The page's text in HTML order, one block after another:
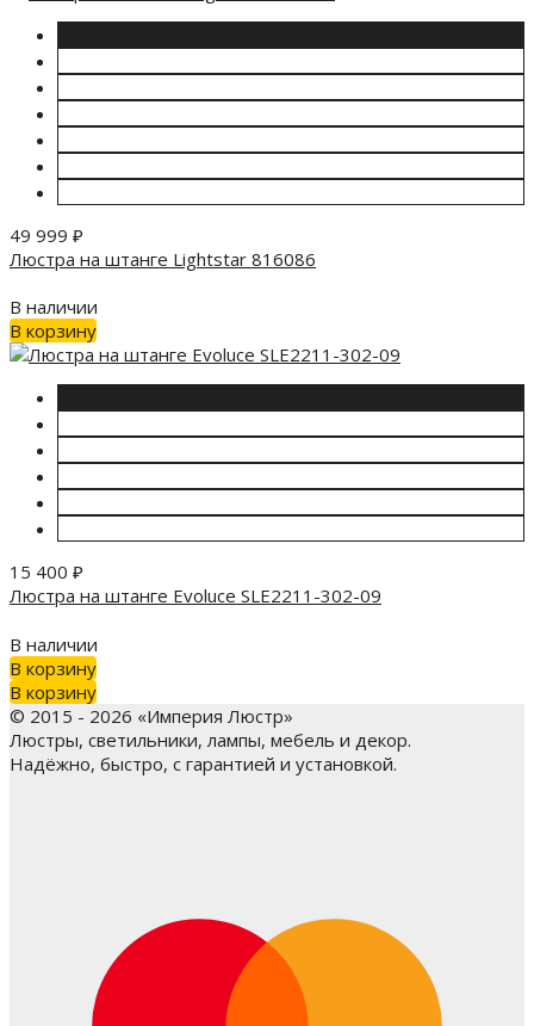
49 999 ₽
Люстра на штанге Lightstar 816086
В наличии
В корзину
15 400 ₽
Люстра на штанге Evoluce SLE2211-302-09
В наличии
В корзину
В корзину
© 2015 - 2026 «Империя Люстр»
Люстры, светильники, лампы, мебель и декор.
Надёжно, быстро, с гарантией и установкой.